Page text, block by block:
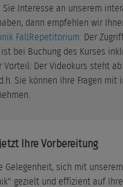
Sie Interesse an unserem
dann empfehlen wir
FallRepetitorium.
Der
bei Buchung des Kurses
Vorteil: Der Videokurs steht
Sie können Ihre Fragen mit
Ihre Vorbereitung
Gelegenheit, sich mit
gezielt und effizient auf Ihre